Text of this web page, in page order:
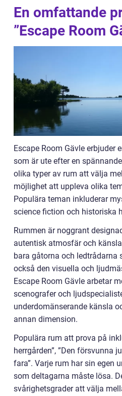
En omfattande
”Escape Room
Escape Room Gävle erbjuder
som är ute efter en
olika typer av rum att välja
möjlighet att uppleva olika
Populära teman inkluderar
science fiction och historiska
Rummen är noggrant
autentisk atmosfär och
bara gåtorna och ledtrådarna
också den visuella och
Escape Room Gävle arbetar
scenografer och
underdomänserande känsla
annan dimension.
Populära rum att prova på
herrgården”, ”Den försvunna
fara”. Varje rum har sin egen
som deltagarna måste lösa.
svårighetsgrader att välja